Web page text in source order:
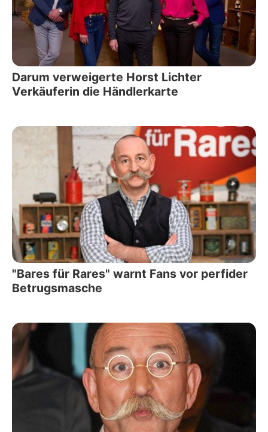
Darum verweigerte Horst Lichter
Verkäuferin die Händlerkarte
"Bares für Rares" warnt Fans vor perfider
Betrugsmasche